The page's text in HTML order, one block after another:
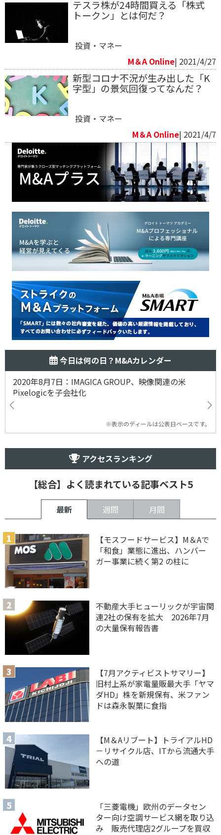
テスラ株が24時間買える「株式
トークン」とは何だ？
投資・マネー
M＆A Online| 2021/4/27
新型コロナ不況が生み出した「K
字型」の景気回復ってなんだ？
投資・マネー
M＆A Online| 2021/4/7
今日は何の日？M&Aカレンダー
2020年8月7日：IMAGICA GROUP、映像関連の米
Pixelogicを子会社化
※表示のディールは公表日ベースです。
アクセスランキング
【総合】よく読まれている記事ベスト5
最新 週間 月間
【モスフードサービス】M＆Aで
「和食」業態に進出、ハンバー
ガー事業に続く第2 の柱に
不動産大手ヒューリックが宇宙関
連2社の保有を拡大 2026年7月
の大量保有報告書
【7月アクティビストサマリー】
旧村上系が家電量販最大手「ヤマ
ダHD」株を新規保有、米ファン
ドは森永製菓に食指
【M＆Aリブート】トライアルHD
－リサイクル店、ITから流通大手
への道
「三菱電機」欧州のデータセン
ター向け空調サービス網を取り込
み 販売代理店2グループを買収